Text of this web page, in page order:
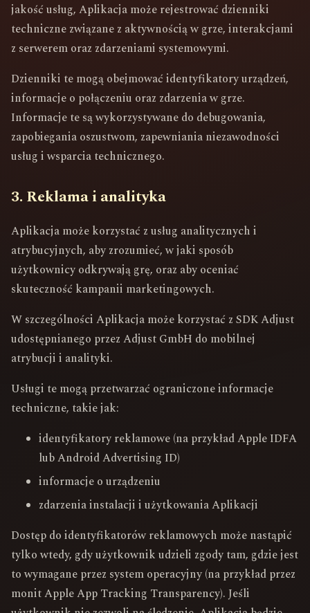
jakość usług, Aplikacja może rejestrować dzienniki
techniczne związane z aktywnością w grze, interakcjami
z serwerem oraz zdarzeniami systemowymi.
Dzienniki te mogą obejmować identyfikatory urządzeń,
informacje o połączeniu oraz zdarzenia w grze.
Informacje te są wykorzystywane do debugowania,
zapobiegania oszustwom, zapewniania niezawodności
usług i wsparcia technicznego.
3. Reklama i analityka
Aplikacja może korzystać z usług analitycznych i
atrybucyjnych, aby zrozumieć, w jaki sposób
użytkownicy odkrywają grę, oraz aby oceniać
skuteczność kampanii marketingowych.
W szczególności Aplikacja może korzystać z SDK Adjust
udostępnianego przez Adjust GmbH do mobilnej
atrybucji i analityki.
Usługi te mogą przetwarzać ograniczone informacje
techniczne, takie jak:
identyfikatory reklamowe (na przykład Apple IDFA
lub Android Advertising ID)
informacje o urządzeniu
zdarzenia instalacji i użytkowania Aplikacji
Dostęp do identyfikatorów reklamowych może nastąpić
tylko wtedy, gdy użytkownik udzieli zgody tam, gdzie jest
to wymagane przez system operacyjny (na przykład przez
monit Apple App Tracking Transparency). Jeśli